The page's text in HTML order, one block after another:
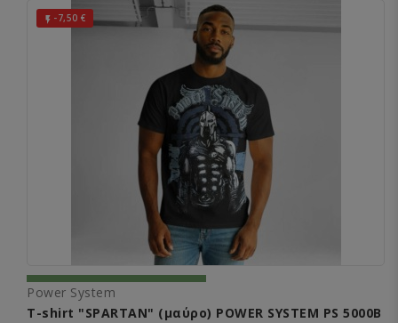
 -7,50 €
Power System
T-shirt "SPARTAN" (μαύρο) POWER SYSTEM PS 5000B